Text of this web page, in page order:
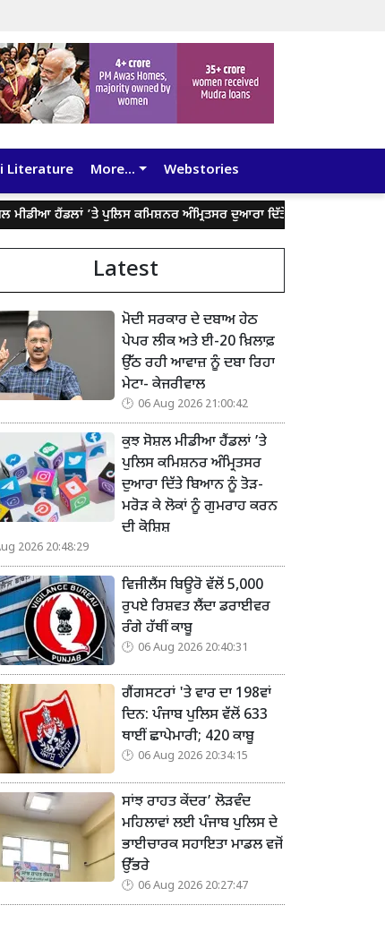
Literature More... Webstories
ਹੈਂਡਲਾਂ ’ਤੇ ਪੁਲਿਸ ਕਮਿਸ਼ਨਰ ਅੰਮ੍ਰਿਤਸਰ ਦੁਆਰਾ ਦਿੱਤੇ ਬਿਆਨ ਨੂੰ ਤੋੜ-ਮਰੋੜ ਕੇ ਲੋਕਾਂ
Latest
ਮੋਦੀ ਸਰਕਾਰ ਦੇ ਦਬਾਅ ਹੇਠ
ਪੇਪਰ ਲੀਕ ਅਤੇ ਈ-20 ਖ਼ਿਲਾਫ਼
ਉੱਠ ਰਹੀ ਆਵਾਜ਼ ਨੂੰ ਦਬਾ ਰਿਹਾ
ਮੇਟਾ- ਕੇਜਰੀਵਾਲ
06 Aug 2026 21:00:42
ਕੁਝ ਸੋਸ਼ਲ ਮੀਡੀਆ ਹੈਂਡਲਾਂ ’ਤੇ
ਪੁਲਿਸ ਕਮਿਸ਼ਨਰ ਅੰਮ੍ਰਿਤਸਰ
ਦੁਆਰਾ ਦਿੱਤੇ ਬਿਆਨ ਨੂੰ ਤੋੜ-
ਮਰੋੜ ਕੇ ਲੋਕਾਂ ਨੂੰ ਗੁਮਰਾਹ ਕਰਨ
ਦੀ ਕੋਸ਼ਿਸ਼
2026 20:48:29
ਵਿਜੀਲੈਂਸ ਬਿਊਰੋ ਵੱਲੋਂ 5,000
ਰੁਪਏ ਰਿਸ਼ਵਤ ਲੈਂਦਾ ਡਰਾਈਵਰ
ਰੰਗੇ ਹੱਥੀਂ ਕਾਬੂ
06 Aug 2026 20:40:31
ਗੈਂਗਸਟਰਾਂ 'ਤੇ ਵਾਰ ਦਾ 198ਵਾਂ
ਦਿਨ: ਪੰਜਾਬ ਪੁਲਿਸ ਵੱਲੋਂ 633
ਥਾਈਂ ਛਾਪੇਮਾਰੀ; 420 ਕਾਬੂ
06 Aug 2026 20:34:15
ਸਾਂਝ ਰਾਹਤ ਕੇਂਦਰ’ ਲੋੜਵੰਦ
ਮਹਿਲਾਵਾਂ ਲਈ ਪੰਜਾਬ ਪੁਲਿਸ ਦੇ
ਭਾਈਚਾਰਕ ਸਹਾਇਤਾ ਮਾਡਲ ਵਜੋਂ
ਉੱਭਰੇ
06 Aug 2026 20:27:47